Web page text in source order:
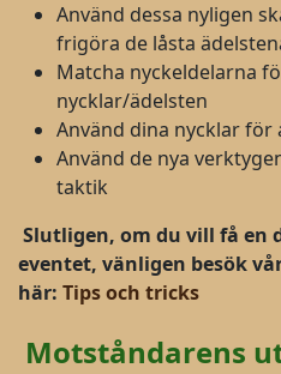
Använd dessa nyligen
frigöra de låsta
Matcha nyckeldelarna
nycklar/ädelsten
Använd dina nycklar för
Använd de nya
taktik
Slutligen, om du vill få en
eventet, vänligen besök
här: Tips och tricks
Motståndarens